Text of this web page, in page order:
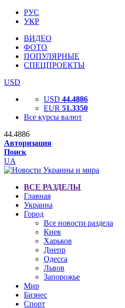
РУС
УКР
ВИДЕО
ФОТО
ПОПУЛЯРНЫЕ
СПЕЦПРОЕКТЫ
USD
USD 44.4886
EUR 51.3350
Все курсы валют
44.4886
Авторизация
Поиск
UA
ВСЕ РАЗДЕЛЫ
Главная
Украина
Город
Все новости раздела
Киев
Харьков
Днепр
Одесса
Львов
Запорожье
Мир
Бизнес
Спорт